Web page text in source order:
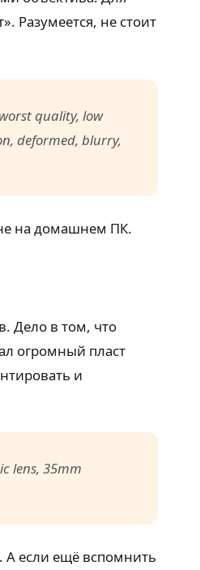
Разумеется, не стоит
quality, low
deformed, blurry,
на домашнем ПК.
Дело в том, что
огромный пласт
и
lens, 35mm
А если ещё вспомнить